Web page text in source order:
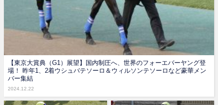
【東京大賞典（G1）展望】国内制圧へ、世界のフォーエバーヤング登
場！ 昨年1、2着ウシュバテソーロ＆ウィルソンテソーロなど豪華メン
バー集結
2024.12.22